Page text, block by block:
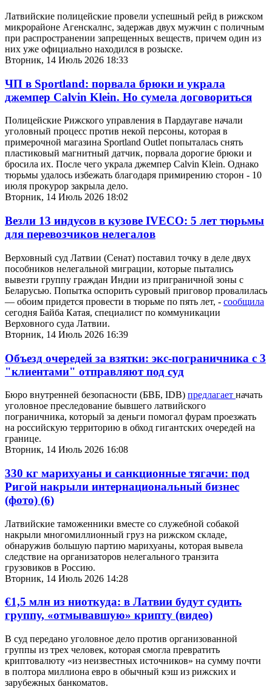
Латвийские полицейские провели успешный рейд в рижском
микрорайоне Агенскалнс, задержав двух мужчин с поличным
при распространении запрещенных веществ, причем один из
них уже официально находился в розыске.
Вторник, 14 Июль 2026 18:33
ЧП в Sportland: порвала брюки и украла
джемпер Calvin Klein. Но сумела договориться
Полицейские Рижского управления в Пардаугаве начали
уголовный процесс против некой персоны, которая в
примерочной магазина Sportland Outlet попыталась снять
пластиковый магнитный датчик, порвала дорогие брюки и
бросила их. После чего украла джемпер Calvin Klein. Однако
тюрьмы удалось избежать благодаря примирению сторон - 10
июля прокурор закрыла дело.
Вторник, 14 Июль 2026 18:02
Везли 13 индусов в кузове IVECO: 5 лет тюрьмы
для перевозчиков нелегалов
Верховный суд Латвии (Сенат) поставил точку в деле двух
пособников нелегальной миграции, которые пытались
вывезти группу граждан Индии из приграничной зоны с
Беларусью. Попытка оспорить суровый приговор провалилась
— обоим придется провести в тюрьме по пять лет, - сообщила
сегодня Байба Катая, специалист по коммуникации
Верховного суда Латвии.
Вторник, 14 Июль 2026 16:39
Объезд очередей за взятки: экс-пограничника с 3
"клиентами" отправляют под суд
Бюро внутренней безопасности (БВБ, IDB) предлагает начать
уголовное преследование бывшего латвийского
пограничника, который за деньги помогал фурам проезжать
на российскую территорию в обход гигантских очередей на
границе.
Вторник, 14 Июль 2026 16:08
330 кг марихуаны и санкционные тягачи: под
Ригой накрыли интернациональный бизнес
(фото) (6)
Латвийские таможенники вместе со служебной собакой
накрыли многомиллионный груз на рижском складе,
обнаружив большую партию марихуаны, которая вывела
следствие на организаторов нелегального транзита
грузовиков в Россию.
Вторник, 14 Июль 2026 14:28
€1,5 млн из ниоткуда: в Латвии будут судить
группу, «отмывавшую» крипту (видео)
В суд передано уголовное дело против организованной
группы из трех человек, которая смогла превратить
криптовалюту «из неизвестных источников» на сумму почти
в полтора миллиона евро в обычный кэш из рижских и
зарубежных банкоматов.